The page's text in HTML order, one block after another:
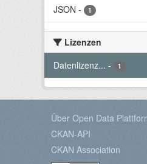
JSON - 1
Lizenzen
Datenlizenz... - 1
Über Open Data
CKAN-API
CKAN Association